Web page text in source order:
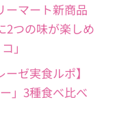
ーマート新商品
2つの味が楽しめ
」
ゼ実食ルポ】
」3種食べ比べ